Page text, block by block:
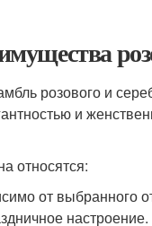
розового и
и
относятся:
от выбранного
настроение.